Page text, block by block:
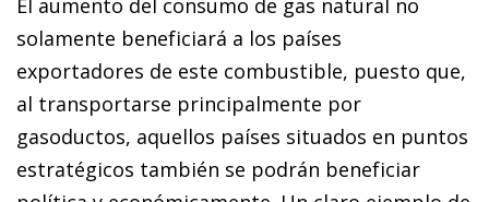
solamente beneficiará a los países
exportadores de este combustible, puesto que,
al transportarse principalmente por
gasoductos, aquellos países situados en puntos
estratégicos también se podrán beneficiar